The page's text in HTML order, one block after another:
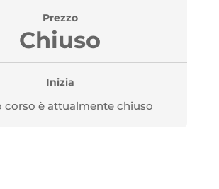
Prezzo
Chiuso
Inizia
corso è attualmente chiuso